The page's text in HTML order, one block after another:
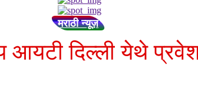
मराठी न्यूज़
आयटी दिल्ली येथे